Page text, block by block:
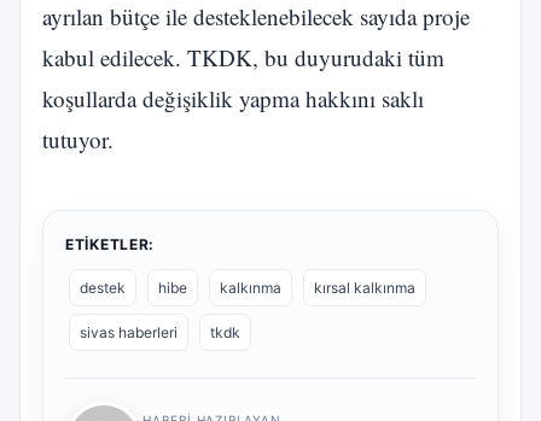
ayrılan bütçe ile desteklenebilecek sayıda proje
kabul edilecek. TKDK, bu duyurudaki tüm
koşullarda değişiklik yapma hakkını saklı
tutuyor.
ETIKETLER:
destek hibe kalkınma kırsal kalkınma
sivas haberleri tkdk